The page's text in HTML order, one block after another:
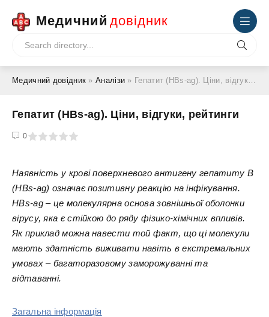
Медичний довідник
Медичний довідник »Аналізи » Гепатит (HBs-ag). Ціни, відгуки, рейтинги
Гепатит (HBs-ag). Ціни, відгуки, рейтинги
0
5
Наявність у крові поверхневого антигену гепатиту В
(HBs-ag) означає позитивну реакцію на інфікування.
HBs-ag – це молекулярна основа зовнішньої оболонки
вірусу, яка є стійкою до ряду фізико-хімічних впливів.
Як приклад можна навести той факт, що ці молекули
мають здатність виживати навіть в екстремальних
умовах – багаторазовому заморожуванні та
відтаванні.
Загальна інформація